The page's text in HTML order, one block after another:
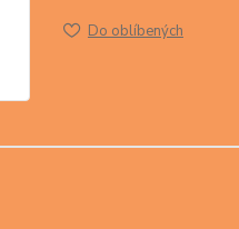
Do oblíbených